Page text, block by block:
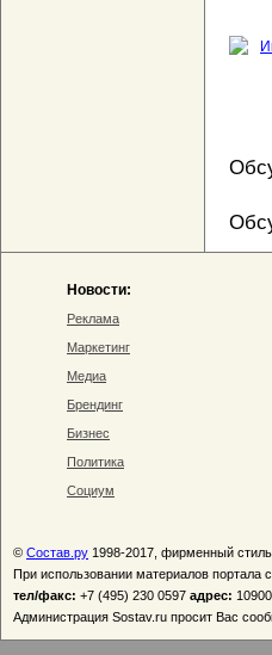
Новости:
Реклама
Маркетинг
Медиа
Брендинг
Бизнес
Политика
Социум
© Состав.ру 1998-2017, фирменный стиль
При использовании материалов портала
тел/факс: +7 (495) 230 0597 адрес:
Администрация Sostav.ru просит Вас